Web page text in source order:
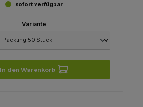
sofort verfügbar
Variante
In den Warenkorb